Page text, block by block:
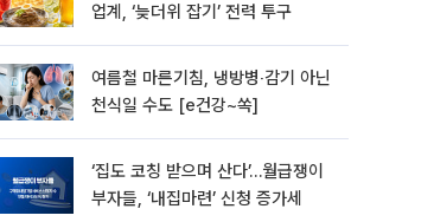
업계, ‘늦더위 잡기’ 전력 투구
여름철 마른기침, 냉방병‧감기 아닌
천식일 수도 [e건강~쏙]
‘집도 코칭 받으며 산다’…월급쟁이
부자들, ‘내집마련’ 신청 증가세